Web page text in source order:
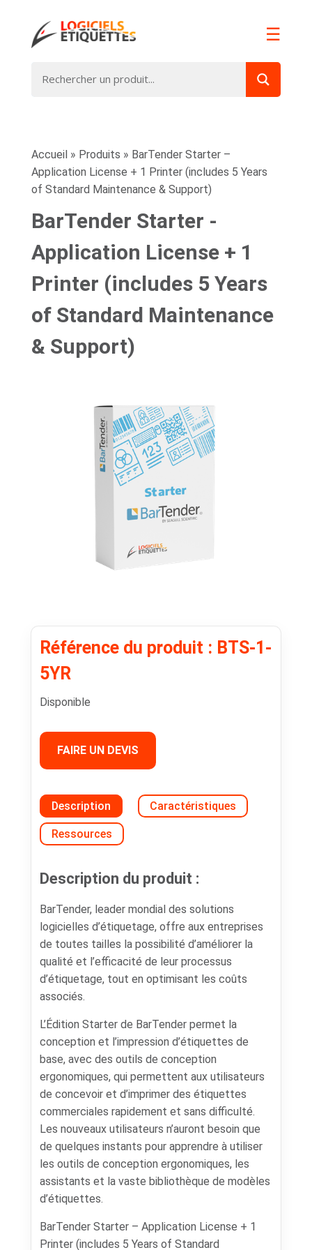
☰
Accueil » Produits » BarTender Starter –
Application License + 1 Printer (includes 5 Years
of Standard Maintenance & Support)
BarTender Starter -
Application License + 1
Printer (includes 5 Years
of Standard Maintenance
& Support)
Référence du produit : BTS-1-
5YR
Disponible
FAIRE UN DEVIS
Description Caractéristiques
Ressources
Description du produit :
BarTender, leader mondial des solutions
logicielles d’étiquetage, offre aux entreprises
de toutes tailles la possibilité d’améliorer la
qualité et l’efficacité de leur processus
d’étiquetage, tout en optimisant les coûts
associés.
L’Édition Starter de BarTender permet la
conception et l’impression d’étiquettes de
base, avec des outils de conception
ergonomiques, qui permettent aux utilisateurs
de concevoir et d’imprimer des étiquettes
commerciales rapidement et sans difficulté.
Les nouveaux utilisateurs n’auront besoin que
de quelques instants pour apprendre à utiliser
les outils de conception ergonomiques, les
assistants et la vaste bibliothèque de modèles
d’étiquettes.
BarTender Starter – Application License + 1
Printer (includes 5 Years of Standard